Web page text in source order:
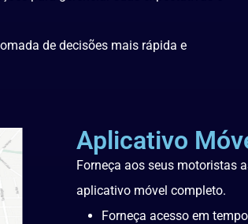
de decisões mais rápida e
Aplicativo
Forneça aos seus motoristas
aplicativo móvel completo.
Forneça acesso em